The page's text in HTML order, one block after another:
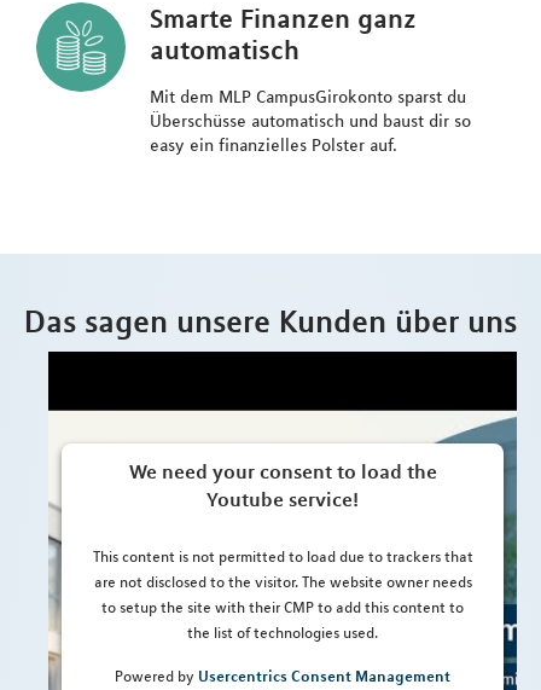
Smarte Finanzen ganz
automatisch
Mit dem MLP CampusGirokonto sparst du
Überschüsse automatisch und baust dir so
easy ein finanzielles Polster auf.
Das sagen unsere Kunden über uns
We need your consent to load the
Youtube service!
This content is not permitted to load due to trackers that
are not disclosed to the visitor. The website owner needs
to setup the site with their CMP to add this content to
the list of technologies used.
Powered by Usercentrics Consent Management